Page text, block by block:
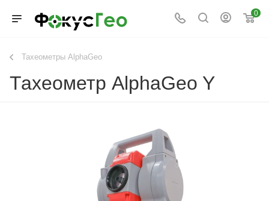
0
Тахеометры AlphaGeo
Тахеометр AlphaGeo Y